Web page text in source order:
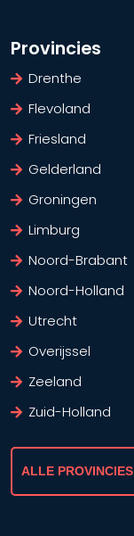
Provincies
Drenthe
Flevoland
Friesland
Gelderland
Groningen
Limburg
Noord-Brabant
Noord-Holland
Utrecht
Overijssel
Zeeland
Zuid-Holland
ALLE PROVINCIES